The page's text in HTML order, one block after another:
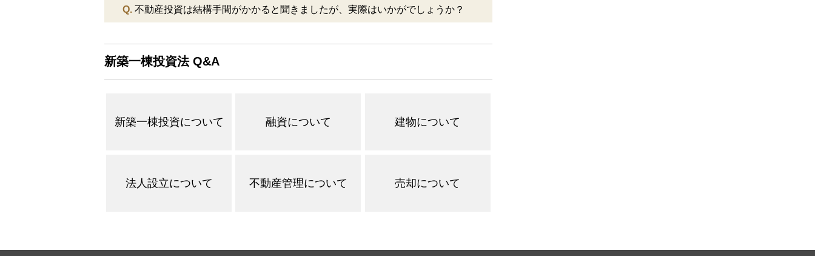
Q. 不動産投資は結構手間がかかると聞きましたが、実際はいかがでしょうか？
新築一棟投資法 Q&A
新築一棟投資について 融資について 建物について
法人設立について 不動産管理について 売却について